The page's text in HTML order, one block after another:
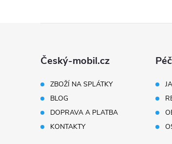
Český-mobil.cz
ZBOŽÍ NA SPLÁTKY
BLOG
DOPRAVA A PLATBA
KONTAKTY